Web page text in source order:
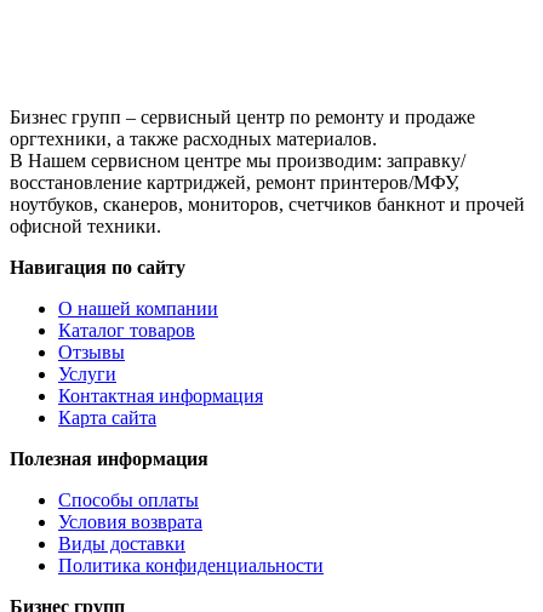
Бизнес групп – сервисный центр по ремонту и продаже
оргтехники, а также расходных материалов.
В Нашем сервисном центре мы производим: заправку/
восстановление картриджей, ремонт принтеров/МФУ,
ноутбуков, сканеров, мониторов, счетчиков банкнот и прочей
офисной техники.
Навигация по сайту
О нашей компании
Каталог товаров
Отзывы
Услуги
Контактная информация
Карта сайта
Полезная информация
Способы оплаты
Условия возврата
Виды доставки
Политика конфиденциальности
Бизнес групп